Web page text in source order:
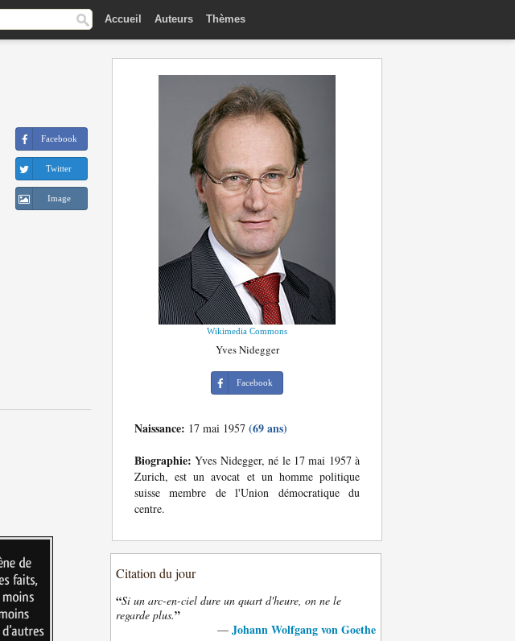
Accueil Auteurs Thèmes
Facebook
Twitter
Image
Wikimedia Commons
Yves Nidegger
Facebook
Naissance: 17 mai 1957 (69 ans)
Biographie: Yves Nidegger, né le 17 mai 1957 à
Zurich, est un avocat et un homme politique
suisse membre de l'Union démocratique du
centre.
Citation du jour
“Si un arc-en-ciel dure un quart d'heure, on ne le
regarde plus.”
— Johann Wolfgang von Goethe